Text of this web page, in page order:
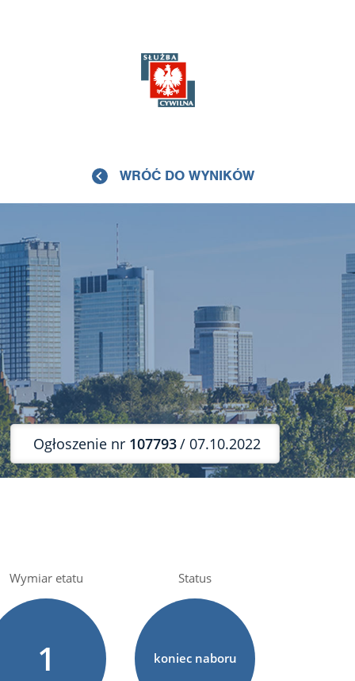
WRÓĆ DO WYNIKÓW
Ogłoszenie nr 107793/ 07.10.2022
Wymiar etatu
1
Status
koniec naboru